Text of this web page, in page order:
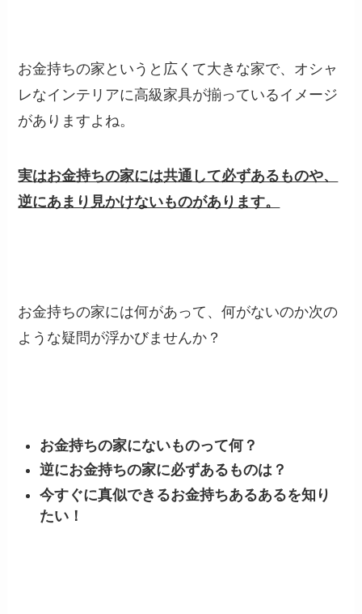
お金持ちの家というと広くて大きな家で、オシャ
レなインテリアに高級家具が揃っているイメージ
がありますよね。
実はお金持ちの家には共通して必ずあるものや、
逆にあまり見かけないものがあります。
お金持ちの家には何があって、何がないのか次の
ような疑問が浮かびませんか？
お金持ちの家にないものって何？
逆にお金持ちの家に必ずあるものは？
今すぐに真似できるお金持ちあるあるを知り
たい！